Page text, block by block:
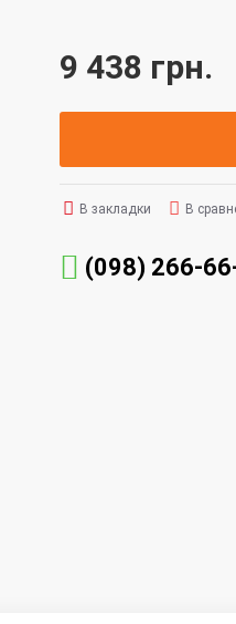
9 438 грн.
В закладки В
(098) 266-